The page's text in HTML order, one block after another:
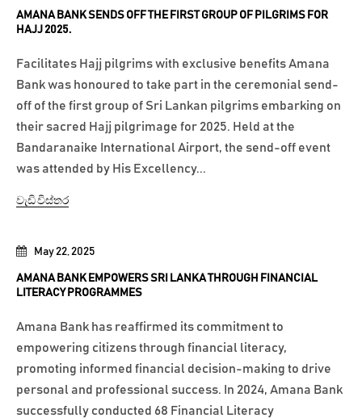
May 22, 2025
AMANA BANK EMPOWERS SRI LANKA THROUGH FINANCIAL
LITERACY PROGRAMMES
Amana Bank has reaffirmed its commitment to
empowering citizens through financial literacy,
promoting informed financial decision-making to drive
personal and professional success. In 2024, Amana Bank
successfully conducted 68 Financial Literacy
AMANA BANK SENDS OFF THE FIRST GROUP OF PILGRIMS FOR
HAJJ 2025.
Facilitates Hajj pilgrims with exclusive benefits Amana
Bank was honoured to take part in the ceremonial send-
off of the first group of Sri Lankan pilgrims embarking on
their sacred Hajj pilgrimage for 2025. Held at the
Bandaranaike International Airport, the send-off event
was attended by His Excellency...
වැඩි විස්තර